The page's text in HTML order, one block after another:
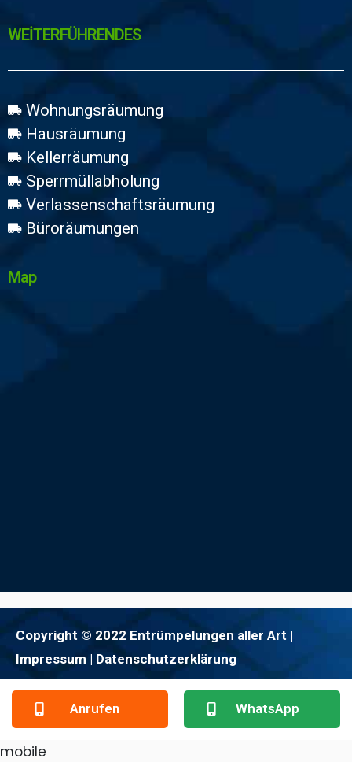
WEİTERFÜHRENDES
Wohnungsräumung
Hausräumung
Kellerräumung
Sperrmüllabholung
Verlassenschaftsräumung
Büroräumungen
Map
Copyright © 2022 Entrümpelungen aller Art |
Impressum | Datenschutzerklärung
Anrufen WhatsApp